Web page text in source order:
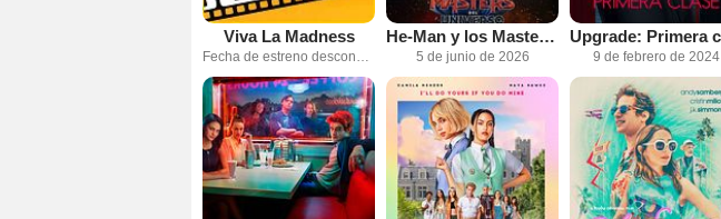
Viva La Madness
Fecha de estreno desconocida
He-Man y los Masters Del Universo
5 de junio de 2026 9 de febrero de 2024